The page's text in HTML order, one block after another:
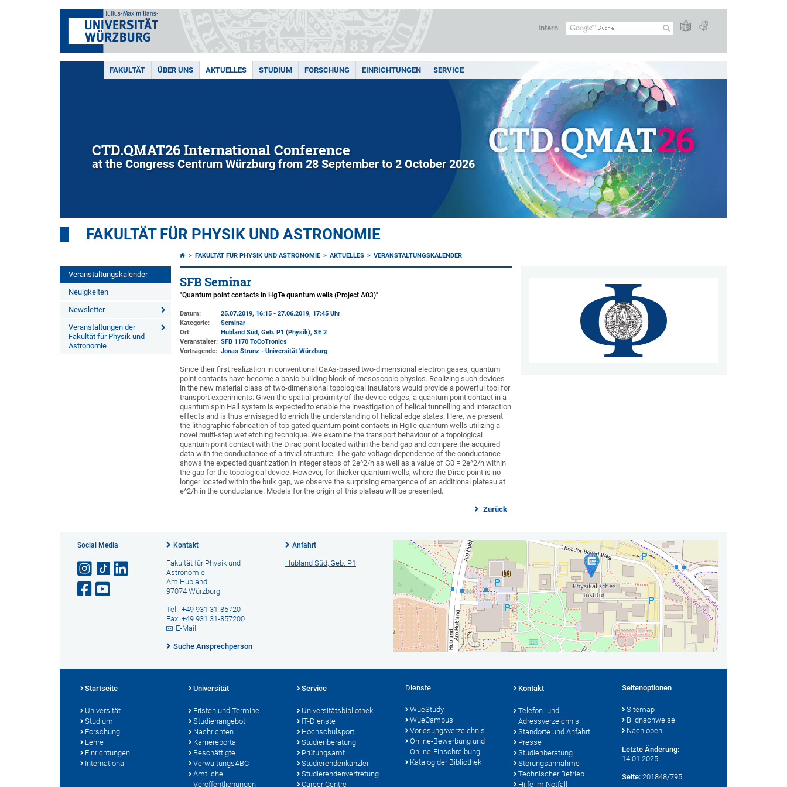
Intern
FAKULTÄT ÜBER UNS AKTUELLES STUDIUM FORSCHUNG EINRICHTUNGEN SERVICE
CTD.QMAT26 International Conference
at the Congress Centrum Würzburg from 28 September to 2 October 2026
FAKULTÄT FÜR PHYSIK UND ASTRONOMIE
Veranstaltungskalender
Neuigkeiten
Newsletter
Veranstaltungen der
Fakultät für Physik und
Astronomie
FAKULTÄT FÜR PHYSIK UND ASTRONOMIE AKTUELLES VERANSTALTUNGSKALENDER
SFB Seminar
"Quantum point contacts in HgTe quantum wells (Project A03)"
Datum:
25.07.2019, 16:15 - 27.06.2019, 17:45 Uhr
Kategorie:
Seminar
Ort:
Hubland Süd, Geb. P1 (Physik), SE 2
Veranstalter: SFB 1170 ToCoTronics
Vortragende: Jonas Strunz - Universität Würzburg
Since their first realization in conventional GaAs-based two-dimensional electron gases, quantum
point contacts have become a basic building block of mesoscopic physics. Realizing such devices
in the new material class of two-dimensional topological insulators would provide a powerful tool for
transport experiments. Given the spatial proximity of the device edges, a quantum point contact in a
quantum spin Hall system is expected to enable the investigation of helical tunnelling and interaction
effects and is thus envisaged to enrich the understanding of helical edge states. Here, we present
the lithographic fabrication of top gated quantum point contacts in HgTe quantum wells utilizing a
novel multi-step wet etching technique. We examine the transport behaviour of a topological
quantum point contact with the Dirac point located within the band gap and compare the acquired
data with the conductance of a trivial structure. The gate voltage dependence of the conductance
shows the expected quantization in integer steps of 2e^2/h as well as a value of G0 = 2e^2/h within
the gap for the topological device. However, for thicker quantum wells, where the Dirac point is no
longer located within the bulk gap, we observe the surprising emergence of an additional plateau at
e^2/h in the conductance. Models for the origin of this plateau will be presented.
Zurück
Social Media Kontakt
Fakultät für Physik und
Astronomie
Am Hubland
97074 Würzburg
Tel.: +49 931 31-85720
Fax: +49 931 31-857200
E-Mail
Suche Ansprechperson
Anfahrt
Hubland Süd, Geb. P1
Startseite
Universität
Studium
Forschung
Lehre
Einrichtungen
International
Universität
Fristen und Termine
Studienangebot
Nachrichten
Karriereportal
Beschäftigte
VerwaltungsABC
Amtliche
Veröffentlichungen
Service
Universitätsbibliothek
IT-Dienste
Hochschulsport
Studienberatung
Prüfungsamt
Studierendenkanzlei
Studierendenvertretung
Career Centre
Dienste
WueStudy
WueCampus
Vorlesungsverzeichnis
Online-Bewerbung und
Online-Einschreibung
Katalog der Bibliothek
Kontakt
Telefon- und
Adressverzeichnis
Standorte und Anfahrt
Presse
Studienberatung
Störungsannahme
Technischer Betrieb
Hilfe im Notfall
Seitenoptionen
Sitemap
Bildnachweise
Nach oben
Letzte Änderung:
14.01.2025
Seite: 201848/795